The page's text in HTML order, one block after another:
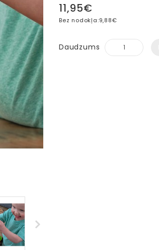
11,95€
Bez nodokļa:9,88€
Daudzums